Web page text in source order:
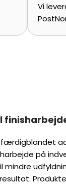
leverer
Dette
der stilles
emballage og er